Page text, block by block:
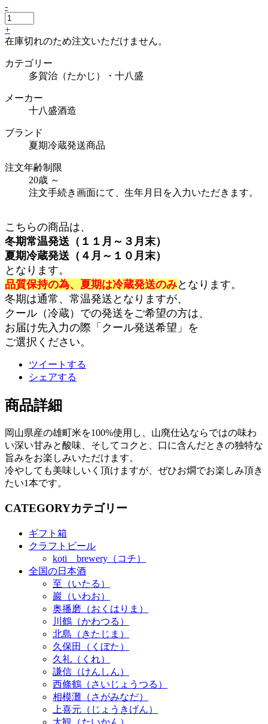
-
+
在庫切れのため注文いただけません。
カテゴリー
多賀治（たかじ）・十八盛
メーカー
十八盛酒造
ブランド
夏期冷蔵発送商品
注文年齢制限
20歳 ～
注文手続き画面にて、生年月日を入力いただきます。
こちらの商品は、
冬期常温発送（１１月～３月末）
夏期冷蔵発送（４月～１０月末）
となります。
品質保持の為、夏期は冷蔵発送のみとなります。
冬期は通常、常温発送となりますが、
クール（冷蔵）での発送をご希望の方は、
お届け先入力の際「クール発送希望」を
ご選択ください。
ツイートする
シェアする
商品詳細
岡山県産の雄町米を100%使用し、山廃仕込ならではの味わ
い深い甘みと酸味、そしてコクと、口に含んだときの独特な
旨みをお楽しみいただけます。
冷やしても美味しいく頂けますが、ぜひお燗でお楽しみ頂き
たい1本です。
CATEGORYカテゴリー
ギフト箱
クラフトビール
koti brewery（コチ）
全国の日本酒
至（いたる）
巖（いわお）
奥播磨（おくはりま）
川鶴（かわつる）
北島（きたじま）
久保田（くぼた）
久礼（くれ）
謙信（けんしん）
西條鶴（さいじょうつる）
相模灘（さがみなだ）
上喜元（じょうきげん）
大観（たいかん）